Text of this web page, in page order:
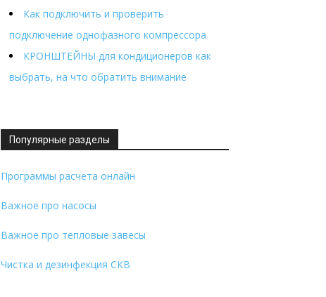
Как подключить и проверить
подключение однофазного компрессора
КРОНШТЕЙНЫ для кондиционеров как
выбрать, на что обратить внимание
Популярные разделы
Программы расчета онлайн
Важное про насосы
Важное про тепловые завесы
Чистка и дезинфекция СКВ